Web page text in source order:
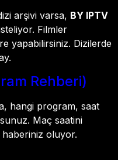
arşivi varsa, BY IPTV
Filmler
yapabilirsiniz. Dizilerde
Rehberi)
hangi program, saat
Maç saatini
haberiniz oluyor.